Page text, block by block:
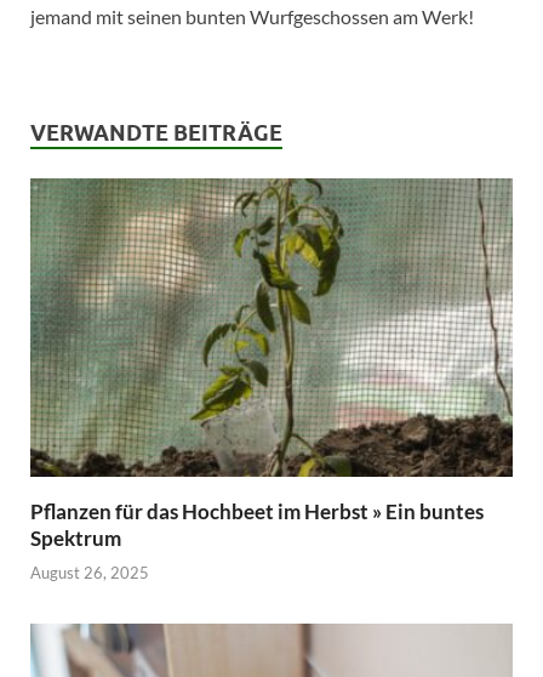
jemand mit seinen bunten Wurfgeschossen am Werk!
VERWANDTE BEITRÄGE
Pflanzen für das Hochbeet im Herbst » Ein buntes
Spektrum
August 26, 2025